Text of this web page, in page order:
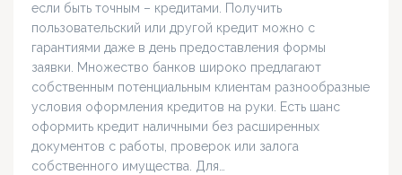
если быть точным – кредитами. Получить
пользовательский или другой кредит можно с
гарантиями даже в день предоставления формы
заявки. Множество банков широко предлагают
собственным потенциальным клиентам разнообразные
условия оформления кредитов на руки. Есть шанс
оформить кредит наличными без расширенных
документов с работы, проверок или залога
собственного имущества. Для…